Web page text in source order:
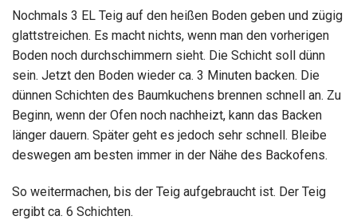
Nochmals 3 EL Teig auf den heißen Boden geben und zügig
glattstreichen. Es macht nichts, wenn man den vorherigen
Boden noch durchschimmern sieht. Die Schicht soll dünn
sein. Jetzt den Boden wieder ca. 3 Minuten backen. Die
dünnen Schichten des Baumkuchens brennen schnell an. Zu
Beginn, wenn der Ofen noch nachheizt, kann das Backen
länger dauern. Später geht es jedoch sehr schnell. Bleibe
deswegen am besten immer in der Nähe des Backofens.
So weitermachen, bis der Teig aufgebraucht ist. Der Teig
ergibt ca. 6 Schichten.